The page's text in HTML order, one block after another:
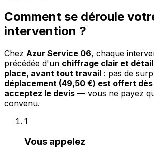
Comment se déroule
intervention ?
Chez Azur Service 06, chaque
précédée d'un chiffrage clair et
place, avant tout travail : pas de
déplacement (49,50 €) est offert
acceptez le devis — vous ne payez
convenu.
1
Vous appelez